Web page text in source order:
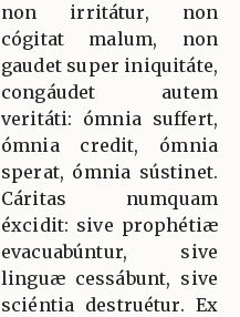
non irritátur, non
cógitat malum, non
gaudet super iniquitáte,
congáudet autem
veritáti: ómnia suffert,
ómnia credit, ómnia
sperat, ómnia sústinet.
Cáritas numquam
éxcidit: sive prophétiæ
evacuabúntur, sive
linguæ cessábunt, sive
sciéntia destruétur. Ex